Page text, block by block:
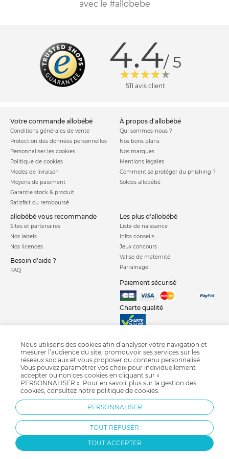
avec le #allobebe
4.4/ 5
511 avis client
votre commande allobébé
Conditions générales de vente
Protection des données personnelles
Personnaliser les cookies
Politique de cookies
Modes de livraison
Moyens de paiement
Garantie stock & produit
Satisfait ou remboursé
à propos d'allobébé
Qui sommes-nous ?
Nos bons plans
Nos marques
Mentions légales
Comment se protéger du phishing ?
Soldes allobébé
allobébé vous recommande
Sites et partenaires
Nos labels
Nos licences
Besoin d'aide ?
FAQ
les plus d'allobébé
Liste de naissance
Infos conseils
Jeux concours
Valise de maternité
Parrainage
Paiement sécurisé
Charte qualité
Poussette combinée Poussette citadine
Poussette canne
Poussette jumeaux
Poussette triplés Sac à langer
Porte bébé
Poussette Bébé confort
Protection par reCAPTCHA
Nous utilisons des cookies afin d’analyser votre navigation et
mesurer l’audience du site, promouvoir ses services sur les
réseaux sociaux et vous proposer du contenu personnalisé.
Vous pouvez paramétrer vos choix pour individuellement
accepter ou non ces cookies en cliquant sur «
PERSONNALISER ». Pour en savoir plus sur la gestion des
cookies, consultez notre politique de cookies.
PERSONNALISER
TOUT REFUSER
TOUT ACCEPTER